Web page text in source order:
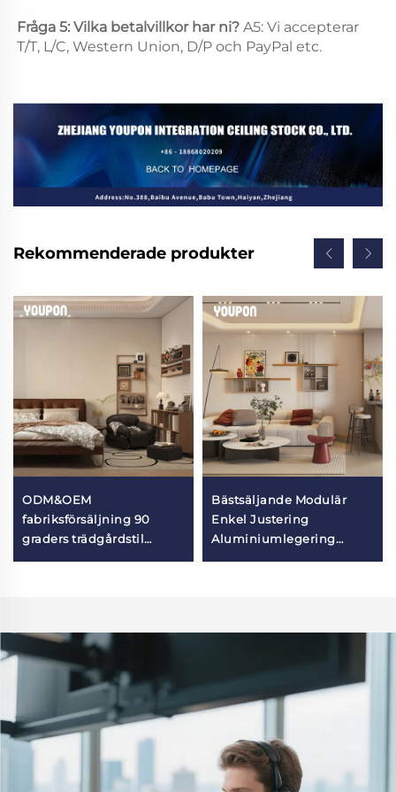
Fråga 5: Vilka betalvillkor har ni? A5: Vi accepterar
T/T, L/C, Western Union, D/P och PayPal etc.
Rekommenderade produkter
ODM&OEM
fabriksförsäljning 90
graders trädgårdstil
Bästsäljande Modulär
Enkel Justering
Aluminiumlegering